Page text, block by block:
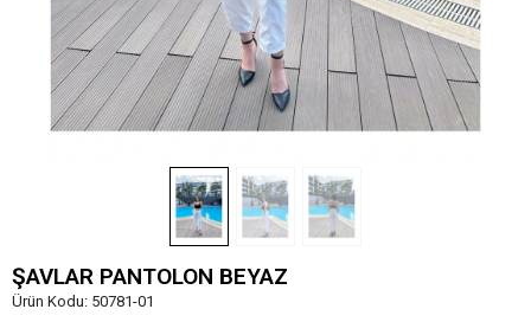
ŞAVLAR PANTOLON BEYAZ
Ürün Kodu: 50781-01